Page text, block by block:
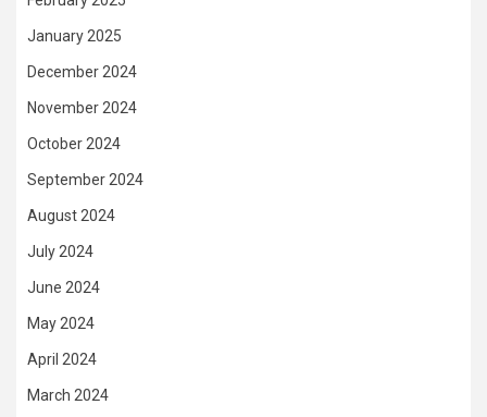
January 2025
December 2024
November 2024
October 2024
September 2024
August 2024
July 2024
June 2024
May 2024
April 2024
March 2024